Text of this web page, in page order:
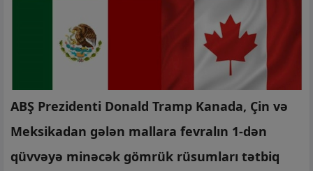
ABŞ Prezidenti Donald Tramp Kanada, Çin və
Meksikadan gələn mallara fevralın 1-dən
qüvvəyə minəcək gömrük rüsumları tətbiq